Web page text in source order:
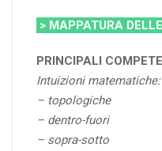
> MAPPATURA
PRINCIPALI
Intuizioni matematiche:
– topologiche
– dentro-fuori
– sopra-sotto